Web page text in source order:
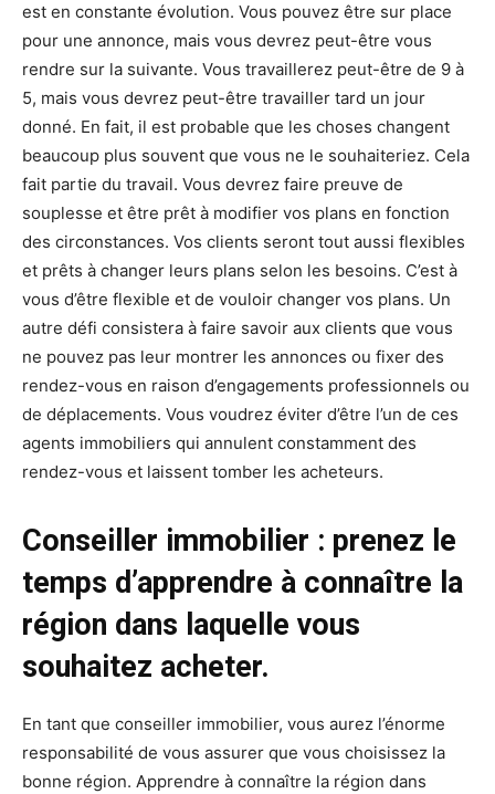
est en constante évolution. Vous pouvez être sur place
pour une annonce, mais vous devrez peut-être vous
rendre sur la suivante. Vous travaillerez peut-être de 9 à
5, mais vous devrez peut-être travailler tard un jour
donné. En fait, il est probable que les choses changent
beaucoup plus souvent que vous ne le souhaiteriez. Cela
fait partie du travail. Vous devrez faire preuve de
souplesse et être prêt à modifier vos plans en fonction
des circonstances. Vos clients seront tout aussi flexibles
et prêts à changer leurs plans selon les besoins. C’est à
vous d’être flexible et de vouloir changer vos plans. Un
autre défi consistera à faire savoir aux clients que vous
ne pouvez pas leur montrer les annonces ou fixer des
rendez-vous en raison d’engagements professionnels ou
de déplacements. Vous voudrez éviter d’être l’un de ces
agents immobiliers qui annulent constamment des
rendez-vous et laissent tomber les acheteurs.
Conseiller immobilier : prenez le
temps d’apprendre à connaître la
région dans laquelle vous
souhaitez acheter.
En tant que conseiller immobilier, vous aurez l’énorme
responsabilité de vous assurer que vous choisissez la
bonne région. Apprendre à connaître la région dans